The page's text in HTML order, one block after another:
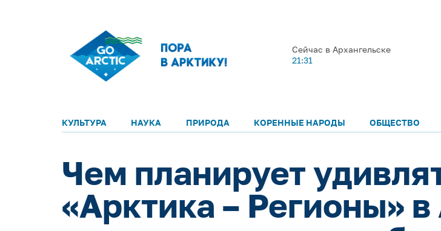
Сейчас в Архангельске
21:31
КУЛЬТУРА НАУКА ПРИРОДА КОРЕННЫЕ НАРОДЫ ОБЩЕСТВО
Чем планирует
«Арктика – Регионы»